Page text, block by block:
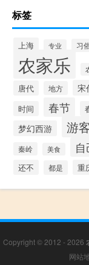
标签
上海 专业 习
农家乐
唐代 地方 宋
时间 春节
梦幻西游 游
秦岭 美食
还不 都是 重
Copyright © 2012 - 2026
网站